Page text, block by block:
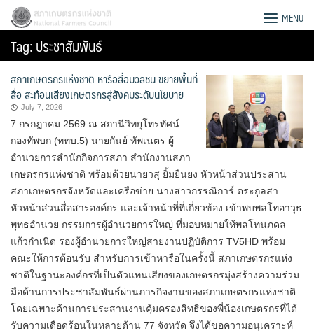
Skip
content
Search
for:
สภาเกษตรกรแห่งชาติ MENU
Tag:ประชาสัมพันธ์
สภาเกษตรกรแห่งชาติ หารือสื่อมวลชน ขยายพื้นที่
สื่อ สะท้อนเสียงเกษตรกรสู่สังคมระดับนโยบาย
July 7, 2026
7 กรกฎาคม 2569 ณ สถานีวิทยุโทรทัศน์
กองทัพบก (ททบ.5) นายกันย์ ทัพเนตร ผู้
อำนวยการสำนักกิจการสภา สำนักงานสภา
เกษตรกรแห่งชาติ พร้อมด้วยนายวสุ ยิ้มยืนยง หัวหน้าส่วนประสาน
สภาเกษตรกรจังหวัดและเครือข่าย นางสาวกรรณิการ์ ตระกูลสา
หัวหน้าส่วนสื่อสารองค์กร และเจ้าหน้าที่ที่เกี่ยวข้อง เข้าพบพลโทอาวุธ
พุทธอำนวย กรรมการผู้อำนวยการใหญ่ ที่มอบหมายให้พลโทนภดล
แก้วกำเนิด รองผู้อำนวยการใหญ่สายงานปฏิบัติการ TV5HD พร้อม
คณะให้การต้อนรับ สำหรับการเข้าหารือในครั้งนี้ สภาเกษตรกรแห่ง
ชาติในฐานะองค์กรที่เป็นตัวแทนเสียงของเกษตรกรมุ่งสร้างความร่วม
มือด้านการประชาสัมพันธ์ผ่านภารกิจงานของสภาเกษตรกรแห่งชาติ
โดยเฉพาะด้านการประสานงานคุ้มครองสิทธิของพี่น้องเกษตรกรที่ได้
รับความเดือดร้อนในหลายด้าน 77 จังหวัด จึงได้ขอความอนุเคราะห์